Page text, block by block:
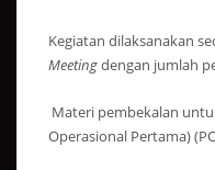
Kegiatan dilaksanakan
Meetingdengan jumlah
Materi pembekalan
Operasional Pertama)